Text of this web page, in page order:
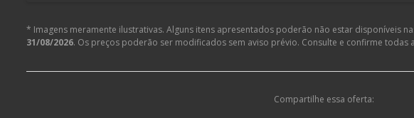
* Imagens meramente ilustrativas. Alguns itens apresentados poderão não estar disponíveis
31/08/2026. Os preços poderão ser modificados sem aviso prévio. Consulte e confirme todas
Compartilhe essa oferta: